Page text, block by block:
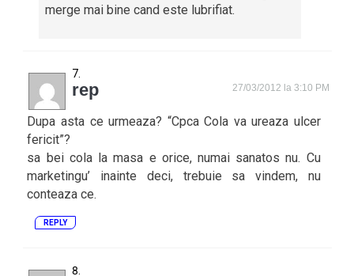
merge mai bine cand este lubrifiat.
rep 27/03/2012 la 3:10 PM
Dupa asta ce urmeaza? “Cpca Cola va ureaza ulcer
fericit”?
sa bei cola la masa e orice, numai sanatos nu. Cu
marketingu’ inainte deci, trebuie sa vindem, nu
conteaza ce.
REPLY